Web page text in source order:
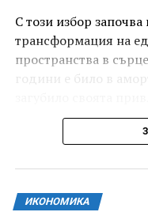
С този избор
трансформация на
пространства в
години е било в
младите хора и
ИКОНОМИКА